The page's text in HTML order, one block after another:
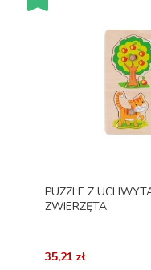
PUZZLE Z
ZWIERZĘTA
35,21 zł